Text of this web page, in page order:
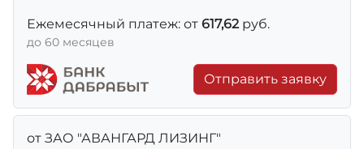
Ежемесячный платеж: от 617,62 руб.
до 60 месяцев
Отправить заявку
от ЗАО "АВАНГАРД ЛИЗИНГ"